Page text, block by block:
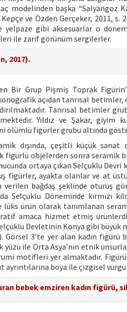
modelinden başka “Salyangoz
ve Özden Gerçeker, 2011,
gibi aksesuarlar o
ile zarif görünüm sergilerler.
2017).
Bir Grup Pişmiş Toprak
açıdan tanrısal betimler,
Tanrısal betimler
Yıldız ve Şakar, giyim
figürler grubu altında
dışında, çeşitli küçük sanat
figürlü objelerden sonra
ortaya çıkan Selçuklu
figürler, ayakta olanlar ve at
bağdaş şeklinde oturuş
Selçuklu Döneminde kırmızı
ürün olarak tanımlanan
amaca hizmet etmiş
Devletinin Konya gibi
3’te yer alan kadın figürü
ile Orta Asya’nın etnik
motifleri yer almaktadır.
ayrıntılarına boya ile çizgisel vurgu
bebek emziren kadın